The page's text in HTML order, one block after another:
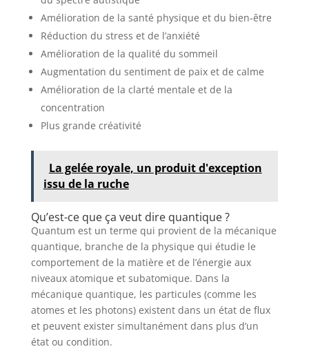
Amélioration de la santé physique et du bien-être
Réduction du stress et de l’anxiété
Amélioration de la qualité du sommeil
Augmentation du sentiment de paix et de calme
Amélioration de la clarté mentale et de la
concentration
Plus grande créativité
La gelée royale, un produit d'exception
issu de la ruche
Qu’est-ce que ça veut dire quantique ?
Quantum est un terme qui provient de la mécanique
quantique, branche de la physique qui étudie le
comportement de la matière et de l’énergie aux
niveaux atomique et subatomique. Dans la
mécanique quantique, les particules (comme les
atomes et les photons) existent dans un état de flux
et peuvent exister simultanément dans plus d’un
état ou condition.